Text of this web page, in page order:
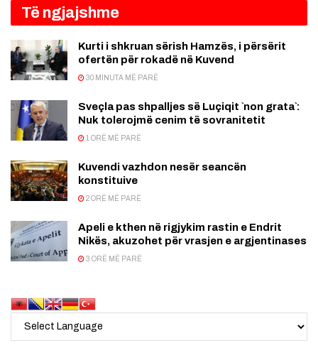
Të ngjajshme
Kurti i shkruan sërish Hamzës, i përsërit
ofertën për rokadë në Kuvend
30 MINUTA MË PARË
Sveçla pas shpalljes së Luçiqit `non grata`:
Nuk tolerojmë cenim të sovranitetit
1 ORË MË PARË
Kuvendi vazhdon nesër seancën
konstituive
2 ORË MË PARË
Apeli e kthen në rigjykim rastin e Endrit
Nikës, akuzohet për vrasjen e argjentinases
3 ORË MË PARË